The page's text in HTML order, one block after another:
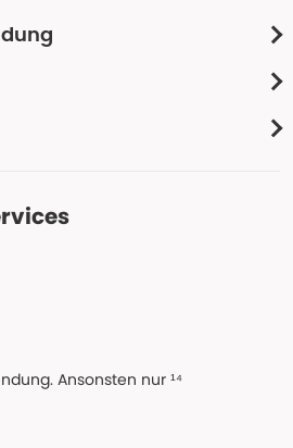
Ansonsten nur ¹⁴